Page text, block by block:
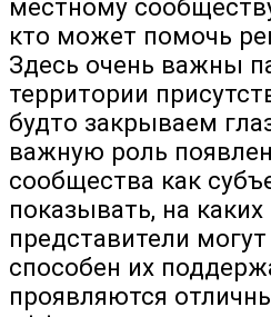
местному
кто может помочь
Здесь очень важны
территории
будто закрываем
важную роль
сообщества как
показывать, на
представители
способен их
проявляются